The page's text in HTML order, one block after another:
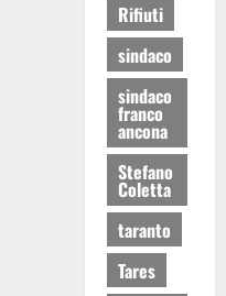
Rifiuti
sindaco
sindaco
franco
ancona
Stefano
Coletta
taranto
Tares